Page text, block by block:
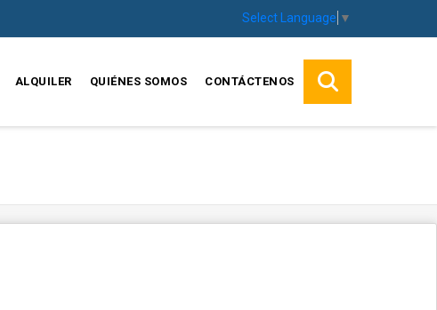
Select Language ▼
ALQUILER QUIÉNES SOMOS CONTÁCTENOS